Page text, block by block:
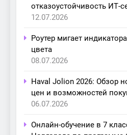
отказоустойчивость ИТ-
12.07.2026
Роутер мигает
цвета
08.07.2026
Haval Jolion 2026: Обзор
цен и возможностей
06.07.2026
Онлайн-обучение в 7